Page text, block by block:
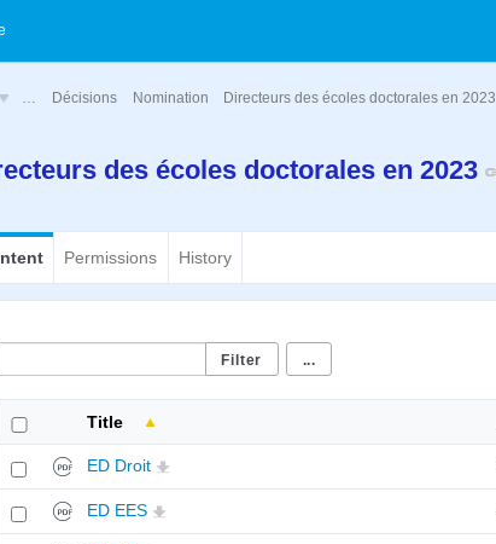
… Décisions Nomination Directeurs des écoles doctorales en 2023
des écoles doctorales en 2023
Permissions History
...
Title
ED Droit
ED EES